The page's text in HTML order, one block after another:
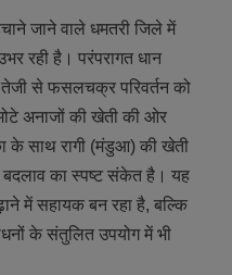
जाने वाले धमतरी जिले में
रही है। परंपरागत धान
से फसलचक्र परिवर्तन को
अनाजों की खेती की ओर
के साथ रागी (मंडुआ) की खेती
बदलाव का स्पष्ट संकेत है। यह
में सहायक बन रहा है, बल्कि
के संतुलित उपयोग में भी